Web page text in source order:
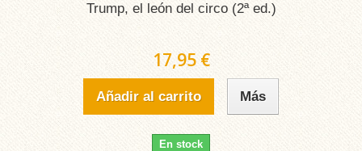
Trump, el león del circo (2ª ed.)
17,95 €
Añadir al carrito Más
En stock